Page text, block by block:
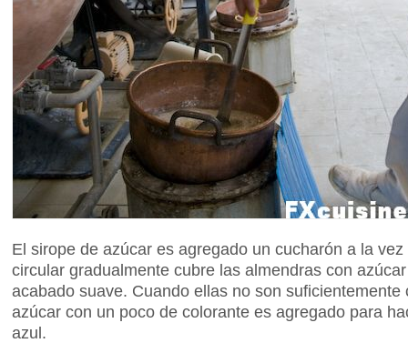
El sirope de azúcar es agregado un cucharón a la
circular gradualmente cubre las almendras con
acabado suave. Cuando ellas no son
azúcar con un poco de colorante es agregado para
azul.